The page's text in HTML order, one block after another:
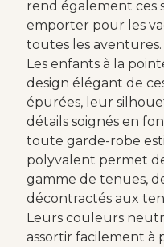
rend également ces
emporter pour les
toutes les aventures.
Les enfants à la
design élégant de
épurées, leur
détails soignés en
toute garde-robe
polyvalent permet
gamme de tenues,
décontractés aux
Leurs couleurs
assortir facilement à